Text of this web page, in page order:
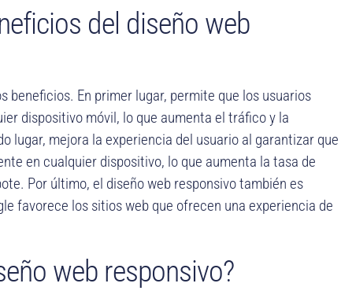
del diseño web
beneficios. En primer lugar, permite que los usuarios
dispositivo móvil, lo que aumenta el tráfico y la
lugar, mejora la experiencia del usuario al garantizar que
en cualquier dispositivo, lo que aumenta la tasa de
Por último, el diseño web responsivo también es
favorece los sitios web que ofrecen una experiencia de
web responsivo?